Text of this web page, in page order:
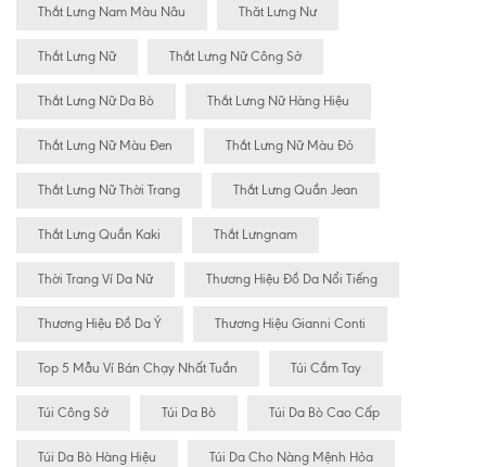
Thắt Lưng Nam Màu Nâu Thăt Lưng Nư
Thắt Lưng Nữ Thắt Lưng Nữ Công Sở
Thắt Lưng Nữ Da Bò Thắt Lưng Nữ Hàng Hiệu
Thắt Lưng Nữ Màu Đen Thắt Lưng Nữ Màu Đỏ
Thắt Lưng Nữ Thời Trang Thắt Lưng Quần Jean
Thắt Lưng Quần Kaki Thắt Lưngnam
Thời Trang Ví Da Nữ Thương Hiệu Đồ Da Nổi Tiếng
Thương Hiệu Đồ Da Ý Thương Hiệu Gianni Conti
Top 5 Mẫu Ví Bán Chạy Nhất Tuần Túi Cầm Tay
Túi Công Sở Túi Da Bò Túi Da Bò Cao Cấp
Túi Da Bò Hàng Hiệu Túi Da Cho Nàng Mệnh Hỏa